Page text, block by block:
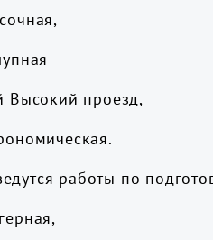
Высокий проезд,
работы по